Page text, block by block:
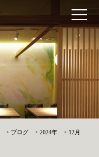
> ブログ >2024年 > 12月